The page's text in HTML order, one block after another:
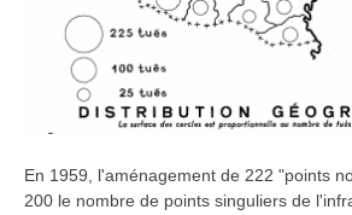
En 1959, l'aménagement de 222 "points
200 le nombre de points singuliers de